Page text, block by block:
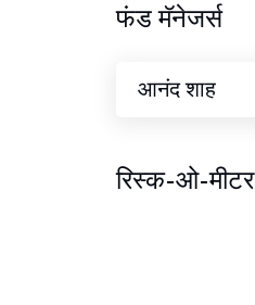
फंड मॅनेजर्स
आनंद शाह
रिस्क-ओ-मीटर